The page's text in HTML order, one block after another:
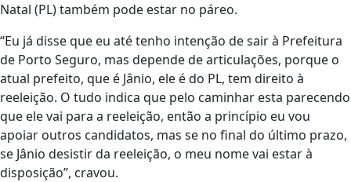
Natal (PL) também pode estar no páreo.
“Eu já disse que eu até tenho intenção de sair à Prefeitura
de Porto Seguro, mas depende de articulações, porque o
atual prefeito, que é Jânio, ele é do PL, tem direito à
reeleição. O tudo indica que pelo caminhar esta parecendo
que ele vai para a reeleição, então a princípio eu vou
apoiar outros candidatos, mas se no final do último prazo,
se Jânio desistir da reeleição, o meu nome vai estar à
disposição”, cravou.